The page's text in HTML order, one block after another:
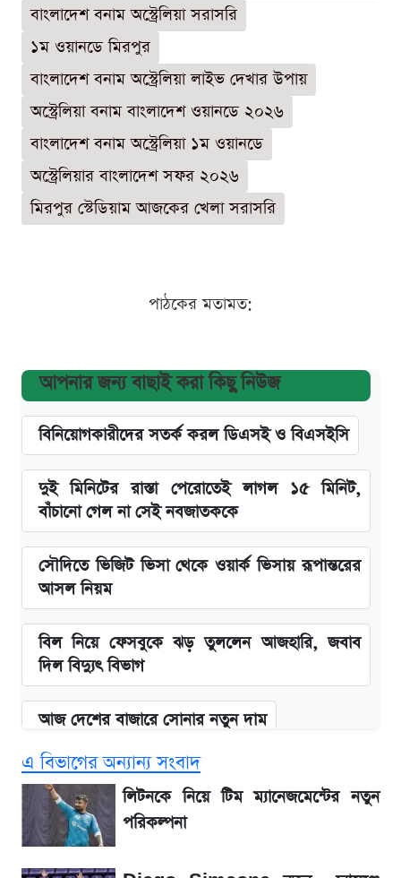
বাংলাদেশ বনাম অস্ট্রেলিয়া সরাসরি
১ম ওয়ানডে মিরপুর
বাংলাদেশ বনাম অস্ট্রেলিয়া লাইভ দেখার উপায়
অস্ট্রেলিয়া বনাম বাংলাদেশ ওয়ানডে ২০২৬
বাংলাদেশ বনাম অস্ট্রেলিয়া ১ম ওয়ানডে
অস্ট্রেলিয়ার বাংলাদেশ সফর ২০২৬
মিরপুর স্টেডিয়াম আজকের খেলা সরাসরি
পাঠকের মতামত:
আপনার জন্য বাছাই করা কিছু নিউজ
বিনিয়োগকারীদের সতর্ক করল ডিএসই ও বিএসইসি
দুই মিনিটের রাস্তা পেরোতেই লাগল ১৫ মিনিট,
বাঁচানো গেল না সেই নবজাতককে
সৌদিতে ভিজিট ভিসা থেকে ওয়ার্ক ভিসায় রূপান্তরের
আসল নিয়ম
বিল নিয়ে ফেসবুকে ঝড় তুললেন আজহারি, জবাব
দিল বিদ্যুৎ বিভাগ
আজ দেশের বাজারে সোনার নতুন দাম
'এমবাপ্পে বাংলাদেশে'—বড় ঘোষণার পর যা জানাল
সরকার
BCB compliance report উঠে এলো
এ বিভাগের অন্যান্য সংবাদ
লিটনকে নিয়ে টিম ম্যানেজমেন্টের নতুন
পরিকল্পনা